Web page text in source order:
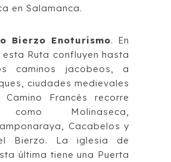
en Salamanca.
Bierzo Enoturismo. En
esta Ruta confluyen hasta
caminos jacobeos, a
, ciudades medievales
Camino Francés
recorre
como Molinaseca,
Cacabelos y
Bierzo. La iglesia de
última tiene una Puerta